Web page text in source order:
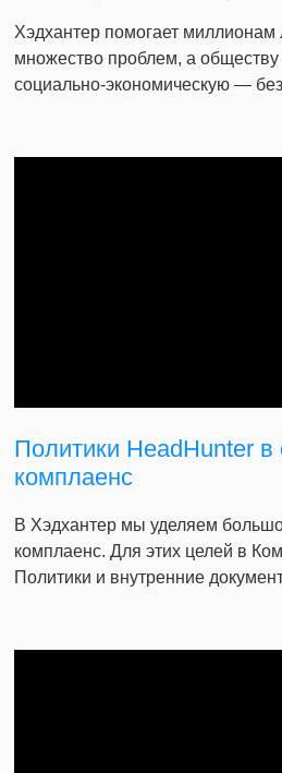
Хэдхантер помогает
множество проблем, а
социально-экономическую —
Политики HeadHunter в
комплаенс
В Хэдхантер мы уделяем
комплаенс. Для этих целей в
Политики и внутренние